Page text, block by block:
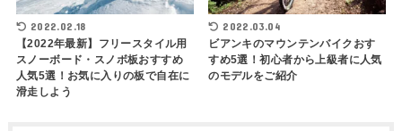
2022.02.18
【2022年最新】フリースタイル用
スノーボード・スノボ板おすすめ
人気5選！お気に入りの板で自在に
滑走しよう
2022.03.04
ビアンキのマウンテンバイクおす
すめ5選！初心者から上級者に人気
のモデルをご紹介